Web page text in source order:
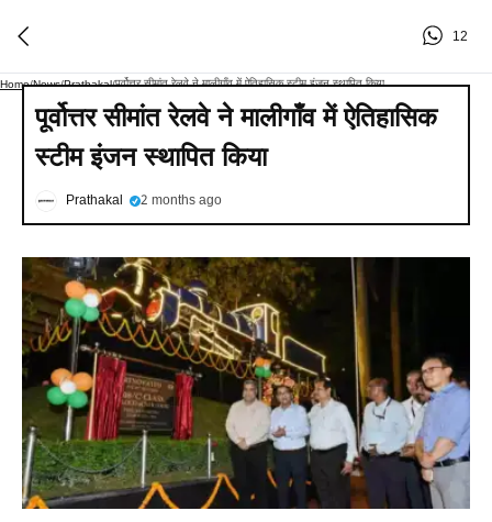
12
Home/News/Prathakal/पूर्वोत्तर सीमांत रेलवे ने मालीगाँव में ऐतिहासिक स्टीम इंजन स्थापित किया
पूर्वोत्तर सीमांत रेलवे ने मालीगाँव में ऐतिहासिक
स्टीम इंजन स्थापित किया
Prathakal 2 months ago